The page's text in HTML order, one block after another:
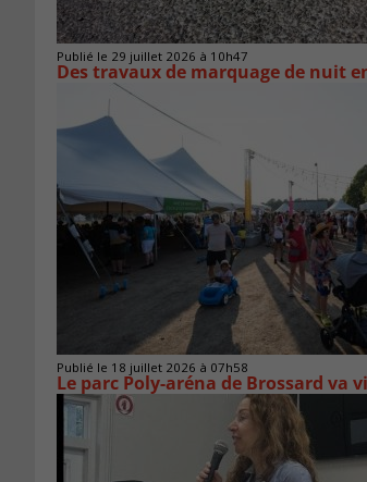
Publié le 29 juillet 2026 à 10h47
Des travaux de marquage de nuit
Publié le 18 juillet 2026 à 07h58
Le parc Poly-aréna de Brossard va